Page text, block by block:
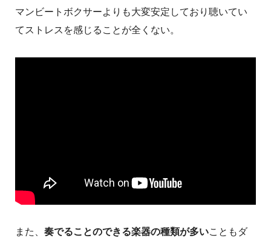
マンビートボクサーよりも大変安定しており聴いてい
てストレスを感じることが全くない。
また、 奏でることのできる楽器の種類が多いこともダ